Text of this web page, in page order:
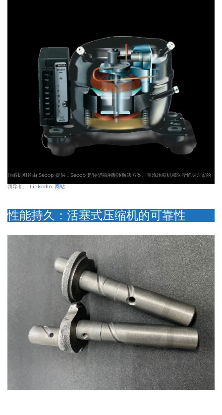
压缩机图片由 Secop 提供，Secop 是轻型商用制冷解决方案、直流压缩机和医疗解决方案的
领导者。. LinkedIn 网站
性能持久：活塞式压缩机的可靠性